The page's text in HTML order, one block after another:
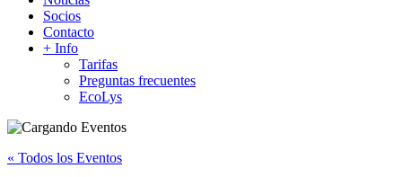
Socios
Contacto
+ Info
Tarifas
Preguntas frecuentes
EcoLys
« Todos los Eventos